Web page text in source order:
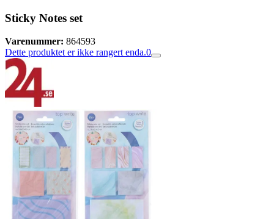
Sticky Notes set
Varenummer: 864593
Dette produktet er ikke rangert enda.0